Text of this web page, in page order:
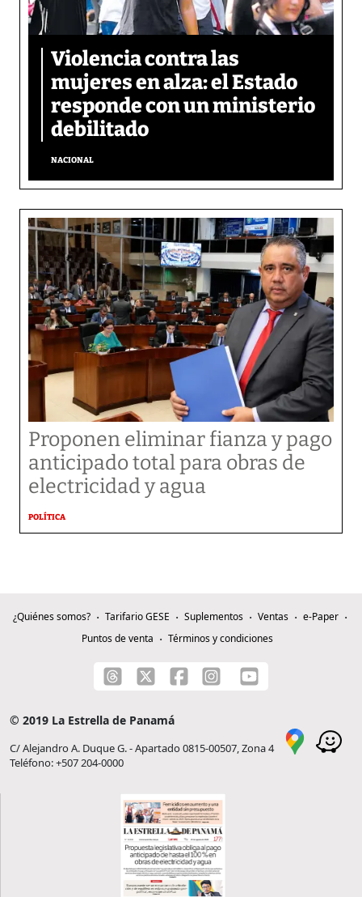
Violencia contra las
mujeres en alza: el Estado
responde con un ministerio
debilitado
NACIONAL
Proponen eliminar fianza y pago
anticipado total para obras de
electricidad y agua
POLÍTICA
¿Quiénes somos? Tarifario GESE Suplementos Ventas
e-Paper
Puntos de venta
Términos y condiciones
© 2019 La Estrella de Panamá
C/ Alejandro A. Duque G. - Apartado 0815-00507, Zona 4
Teléfono: +507 204-0000